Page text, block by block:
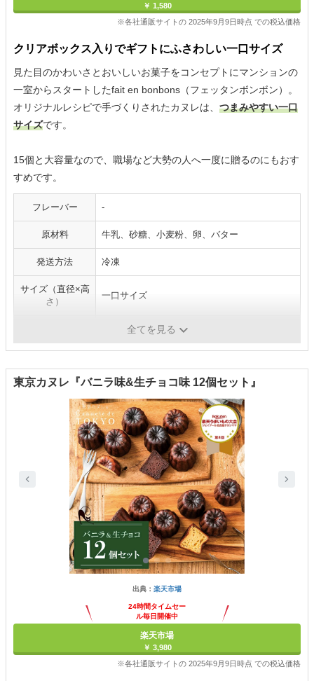
￥ 1,580
※各社通販サイトの 2025年9月9日時点 での税込価格
クリアボックス入りでギフトにふさわしい一口サイズ
見た目のかわいさとおいしいお菓子をコンセプトにマンションの
一室からスタートしたfait en bonbons（フェッタンボンボン）。
オリジナルレシピで手づくりされたカヌレは、 つまみやすい一口
サイズです。
15個と大容量なので、職場など大勢の人へ一度に贈るのにもおす
すめです。
フレーバー -
原材料 牛乳、砂糖、小麦粉、卵、バター
発送方法 冷凍
サイズ（直径×高
さ）
一口サイズ
冷凍：14日、解凍後冷暗所：3日
全てを見る
東京カヌレ『バニラ味&生チョコ味 12個セット』
出典： 楽天市場
24時間タイムセー
ル毎日開催中
楽天市場
￥ 3,980
※各社通販サイトの 2025年9月9日時点 での税込価格